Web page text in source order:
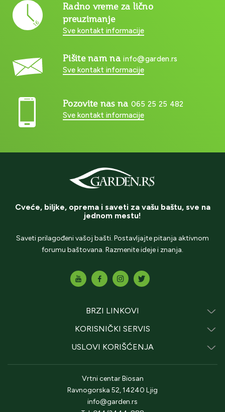
Radno vreme za lično
preuzimanje
Sve kontakt informacije
Pišite nam nainfo@garden.rs
Sve kontakt informacije
Pozovite nas na 065 25 25 482
Sve kontakt informacije
Cveće, biljke, oprema i saveti za vašu baštu, sve na
jednom mestu!
Saveti prilagođeni vašoj bašti. Postavljajte pitanja aktivnom
forumu baštovana. Razmenite ideje i znanja.
BRZI LINKOVI
KORISNIČKI SERVIS
USLOVI KORIŠĆENJA
Vrtni centar Biosan
Ravnogorska 52, 14240 Ljig
info@garden.rs